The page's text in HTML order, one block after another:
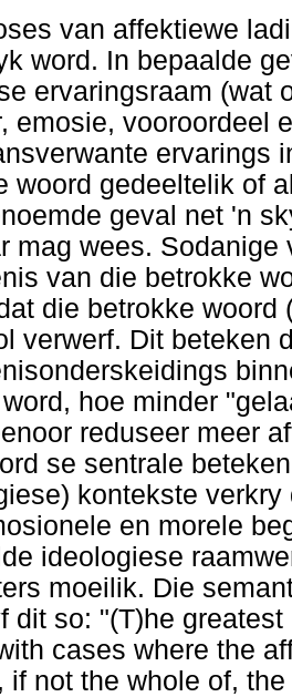
van affektiewe
word. In bepaalde
ervaringsraam (wat
emosie, vooroordeel
ervarings
woord gedeeltelik of
geval net 'n
mag wees.
van die betrokke
die betrokke
verwerf. Dit beteken
hoe minder
reduseer meer
se sentrale
kontekste
en morele
ideologiese
moeilik. Die
dit so: "(T)he
cases where the
if not the whole of,